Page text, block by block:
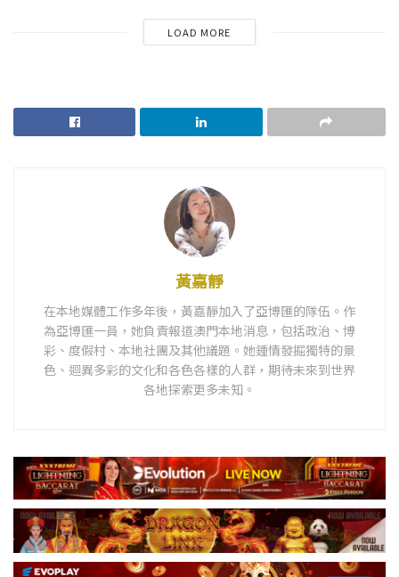
LOAD MORE
黃嘉靜
在本地媒體工作多年後，黃嘉靜加入了亞博匯的隊伍。作
為亞博匯一員，她負責報道澳門本地消息，包括政治、博
彩、度假村、本地社團及其他議題。她鍾情發掘獨特的景
色、迴異多彩的文化和各色各樣的人群，期待未來到世界
各地探索更多未知。